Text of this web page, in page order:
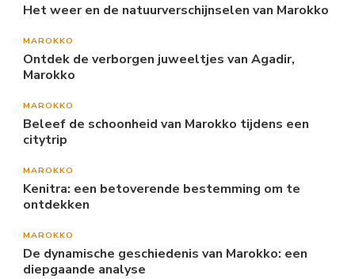
Het weer en de natuurverschijnselen van Marokko
MAROKKO
Ontdek de verborgen juweeltjes van Agadir,
Marokko
MAROKKO
Beleef de schoonheid van Marokko tijdens een
citytrip
MAROKKO
Kenitra: een betoverende bestemming om te
ontdekken
MAROKKO
De dynamische geschiedenis van Marokko: een
diepgaande analyse